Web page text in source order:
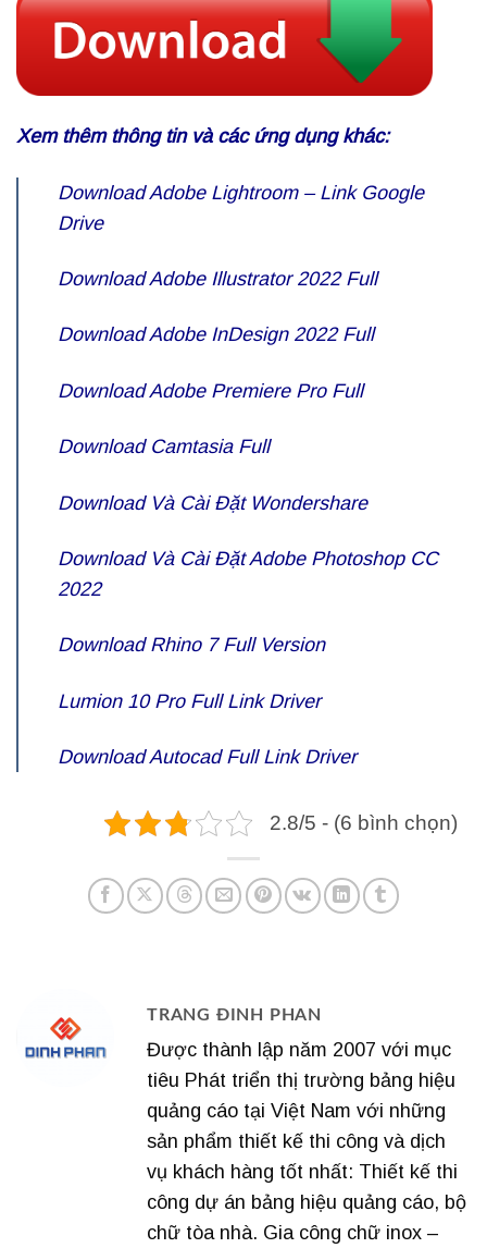
Xem thêm thông tin và các ứng dụng khác:
Download Adobe Lightroom – Link Google
Drive
Download Adobe Illustrator 2022 Full
Download Adobe InDesign 2022 Full
Download Adobe Premiere Pro Full
Download Camtasia Full
Download Và Cài Đặt Wondershare
Download Và Cài Đặt Adobe Photoshop CC
2022
Download Rhino 7 Full Version
Lumion 10 Pro Full Link Driver
Download Autocad Full Link Driver
2.8/5 - (6 bình chọn)
TRANG ĐINH PHAN
Được thành lập năm 2007 với mục
tiêu Phát triển thị trường bảng hiệu
quảng cáo tại Việt Nam với những
sản phẩm thiết kế thi công và dịch
vụ khách hàng tốt nhất: Thiết kế thi
công dự án bảng hiệu quảng cáo, bộ
chữ tòa nhà. Gia công chữ inox –